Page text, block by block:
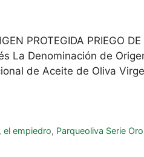
PROTEGIDA PRIEGO DE
La Denominación de
de Aceite de Oliva
,el empiedro, Parqueoliva Serie Oro